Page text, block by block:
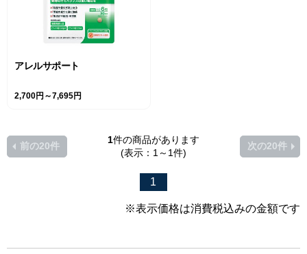
アレルサポート
2,700円～7,695円
1件の商品があります
(表示：1～1件)
前の20件
1
次の20件
※表示価格は消費税込みの金額です